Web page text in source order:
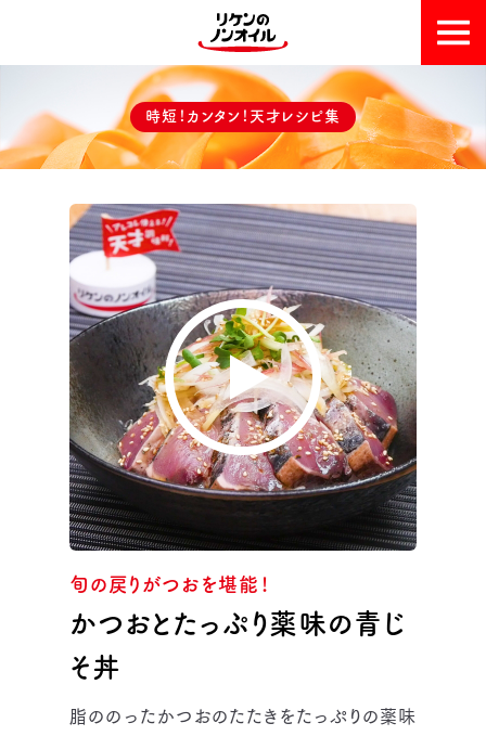
おいしい理由
天才レシピ集
時短！カンタン！天才レシピ集
旬の戻りがつおを堪能！
かつおとたっぷり薬味の青じ
そ丼
脂ののったかつおのたたきをたっぷりの薬味